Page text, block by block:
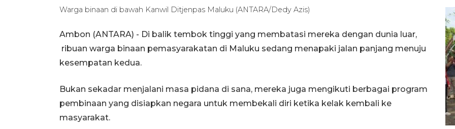
Warga binaan di bawah Kanwil Ditjenpas Maluku (ANTARA/Dedy Azis)
Ambon (ANTARA) - Di balik tembok tinggi yang membatasi mereka dengan dunia luar,
ribuan warga binaan pemasyarakatan di Maluku sedang menapaki jalan panjang menuju
kesempatan kedua.
Bukan sekadar menjalani masa pidana di sana, mereka juga mengikuti berbagai program
pembinaan yang disiapkan negara untuk membekali diri ketika kelak kembali ke
masyarakat.